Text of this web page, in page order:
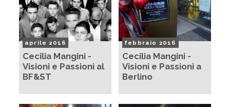
aprile 2016
Cecilia Mangini -
Visioni e Passioni al
BF&ST
febbraio 2016
Cecilia Mangini -
Visioni e Passioni a
Berlino